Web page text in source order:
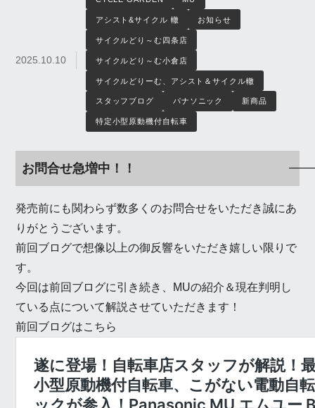
2025.10.10
アシスト&サイクル 轍 お知らせ
サイクルどり～む四条店
サイクルどり～む小倉店
サイクルどりーむ、アシスト＆サイクル轍
スタッフブログ パナソニック 新商品
特定小型原動機付自転車
お問合せ急増中！！
発売前にも関わらず数多くのお問合せをいただき誠にあ
りがとうございます。
前回ブログで想像以上の御反響をいただき嬉しい限りで
す。
今回は前回ブログに引き続き、MUの紹介＆現在判明し
ている点について解説させていただきます！
前回ブログはこちら